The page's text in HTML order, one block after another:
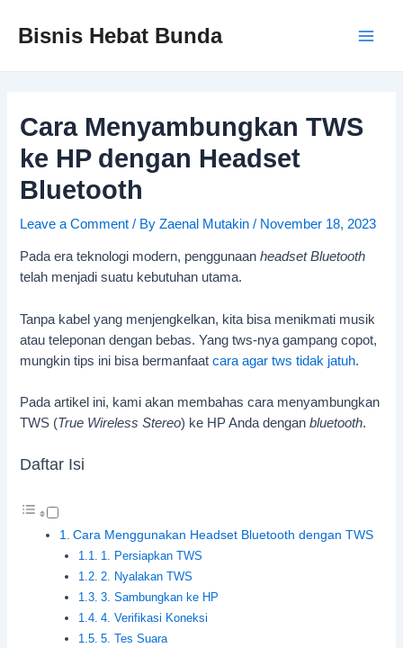
Bisnis Hebat Bunda
Cara Menyambungkan TWS
ke HP dengan Headset
Bluetooth
Leave a Comment / ByZaenal Mutakin/ November 18, 2023
Pada era teknologi modern, penggunaanheadset Bluetooth
telah menjadi suatu kebutuhan utama.
Tanpa kabel yang menjengkelkan, kita bisa menikmati musik
atau teleponan dengan bebas. Yang tws-nya gampang copot,
mungkin tips ini bisa bermanfaatcara agar tws tidak jatuh.
Pada artikel ini, kami akan membahas cara menyambungkan
TWS (True Wireless Stereo) ke HP Anda denganbluetooth.
Daftar Isi
Cara Menggunakan Headset Bluetooth dengan TWS
1. Persiapkan TWS
2. Nyalakan TWS
3. Sambungkan ke HP
4. Verifikasi Koneksi
5. Tes Suara